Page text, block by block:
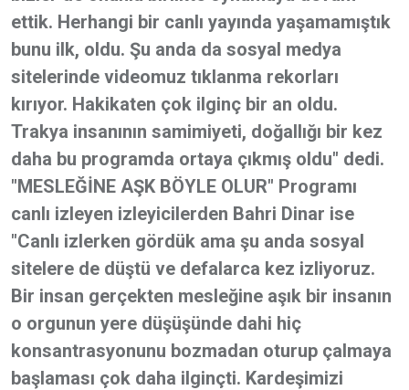
ettik. Herhangi bir canlı yayında yaşamamıştık
bunu ilk, oldu. Şu anda da sosyal medya
sitelerinde videomuz tıklanma rekorları
kırıyor. Hakikaten çok ilginç bir an oldu.
Trakya insanının samimiyeti, doğallığı bir kez
daha bu programda ortaya çıkmış oldu" dedi.
"MESLEĞİNE AŞK BÖYLE OLUR" Programı
canlı izleyen izleyicilerden Bahri Dinar ise
"Canlı izlerken gördük ama şu anda sosyal
sitelere de düştü ve defalarca kez izliyoruz.
Bir insan gerçekten mesleğine aşık bir insanın
o orgunun yere düşüşünde dahi hiç
konsantrasyonunu bozmadan oturup çalmaya
başlaması çok daha ilginçti. Kardeşimizi